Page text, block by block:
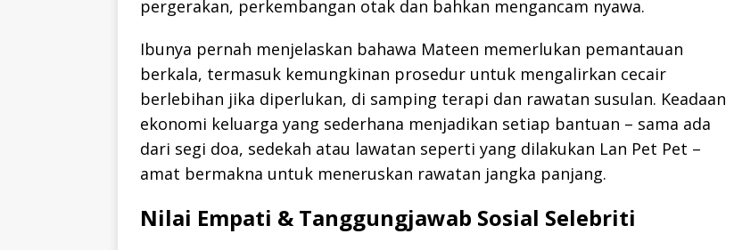
pergerakan, perkembangan otak dan bahkan mengancam nyawa.
Ibunya pernah menjelaskan bahawa Mateen memerlukan pemantauan
berkala, termasuk kemungkinan prosedur untuk mengalirkan cecair
berlebihan jika diperlukan, di samping terapi dan rawatan susulan. Keadaan
ekonomi keluarga yang sederhana menjadikan setiap bantuan – sama ada
dari segi doa, sedekah atau lawatan seperti yang dilakukan Lan Pet Pet –
amat bermakna untuk meneruskan rawatan jangka panjang.
Nilai Empati & Tanggungjawab Sosial Selebriti